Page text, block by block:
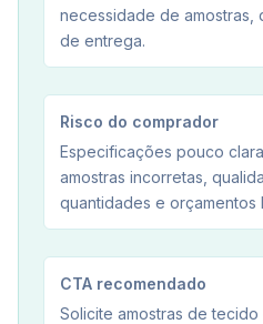
necessidade de amostras,
de entrega.
Risco do comprador
Especificações pouco
amostras incorretas,
quantidades e orçamentos
CTA recomendado
Solicite amostras de